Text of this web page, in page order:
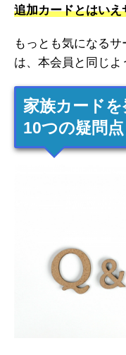
追加カードとはい
もっとも気になる
は、本会員と同じよ
家族カード
10つの疑問